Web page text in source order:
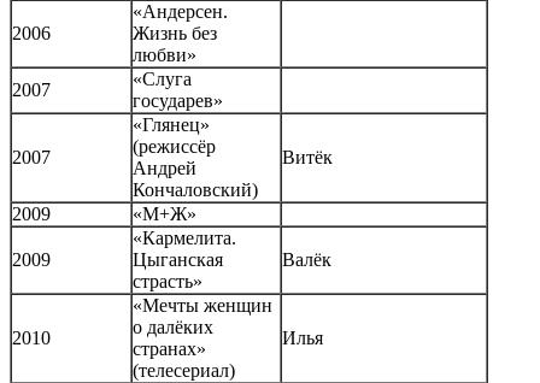
2006
«Андерсен.
Жизнь без
любви»
2007
«Слуга
государев»
2007
«Глянец»
(режиссёр
Андрей
Кончаловский)
Витёк
2009 «М+Ж»
2009
«Кармелита.
Цыганская
страсть»
Валёк
2010
«Мечты женщин
о далёких
странах»
(телесериал)
Илья